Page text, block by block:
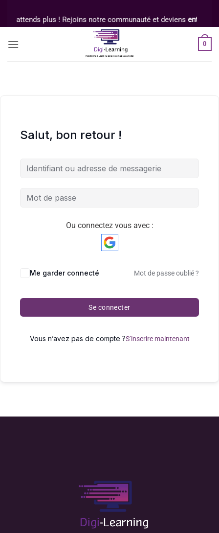
contenu
N'attends plus ! Rejoins notre communauté et deviens
0
Salut, bon retour !
Ou connectez vous avec :
Me garder connecté Mot de passe oublié ?
Se connecter
Vous n’avez pas de compte ?S’inscrire maintenant